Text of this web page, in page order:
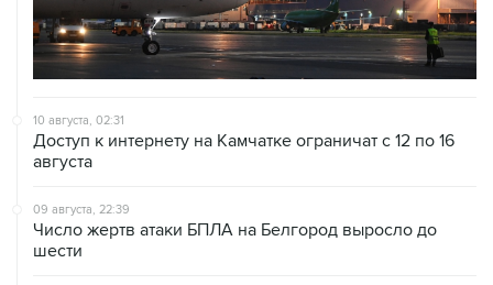
10 августа, 02:31
Доступ к интернету на Камчатке ограничат с 12 по 16
августа
09 августа, 22:39
Число жертв атаки БПЛА на Белгород выросло до
шести